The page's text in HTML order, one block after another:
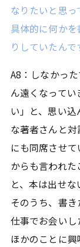
なりたいと思
具体的に何か
りしていたんで
A8：しなかっ
ん遠くなって
い」と、思い
な著者さんと
にも同席させ
からも言われ
と、本は出せな
そのうち、書き
仕事でお会いし
ほかのことに